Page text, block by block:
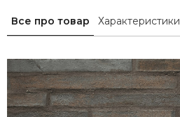
Все про товар Характеристики